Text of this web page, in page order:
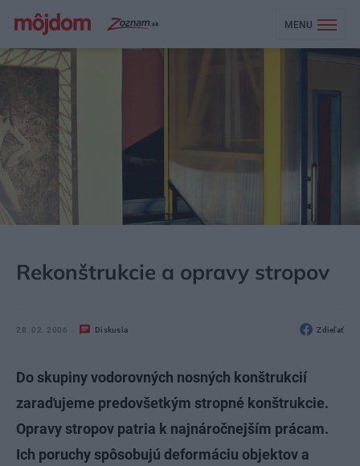
MENU
Rekonštrukcie a opravy stropov
28. 02. 2006 Diskusia Zdieľať
Do skupiny vodorovných nosných konštrukcií
zaraďujeme predovšetkým stropné konštrukcie.
Opravy stropov patria k najnáročnejším prácam.
Ich poruchy spôsobujú deformáciu objektov a